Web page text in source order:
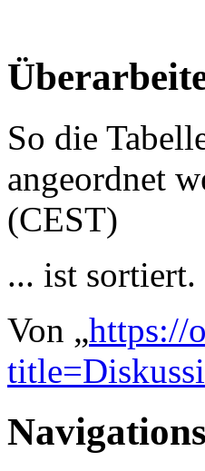
So die
angeordnet
(CEST)
... ist sortiert.
Von „https://